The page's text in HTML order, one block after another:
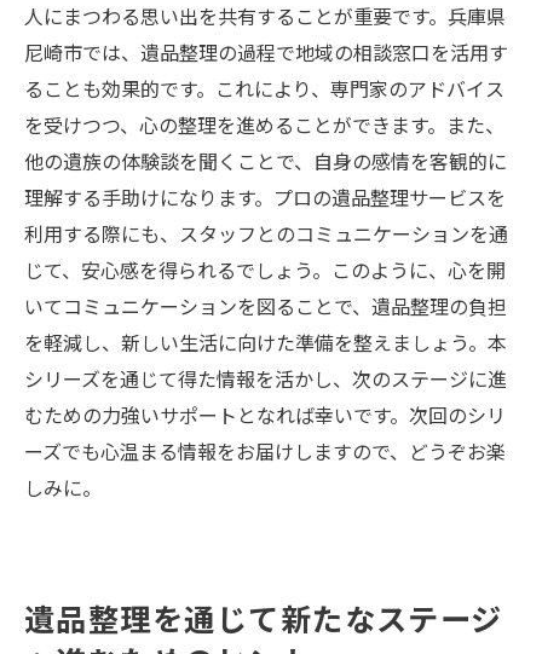
人にまつわる思い出を共有することが重要です。兵庫県
尼崎市では、遺品整理の過程で地域の相談窓口を活用す
ることも効果的です。これにより、専門家のアドバイス
を受けつつ、心の整理を進めることができます。また、
他の遺族の体験談を聞くことで、自身の感情を客観的に
理解する手助けになります。プロの遺品整理サービスを
利用する際にも、スタッフとのコミュニケーションを通
じて、安心感を得られるでしょう。このように、心を開
いてコミュニケーションを図ることで、遺品整理の負担
を軽減し、新しい生活に向けた準備を整えましょう。本
シリーズを通じて得た情報を活かし、次のステージに進
むための力強いサポートとなれば幸いです。次回のシリ
ーズでも心温まる情報をお届けしますので、どうぞお楽
しみに。
遺品整理を通じて新たなステージ